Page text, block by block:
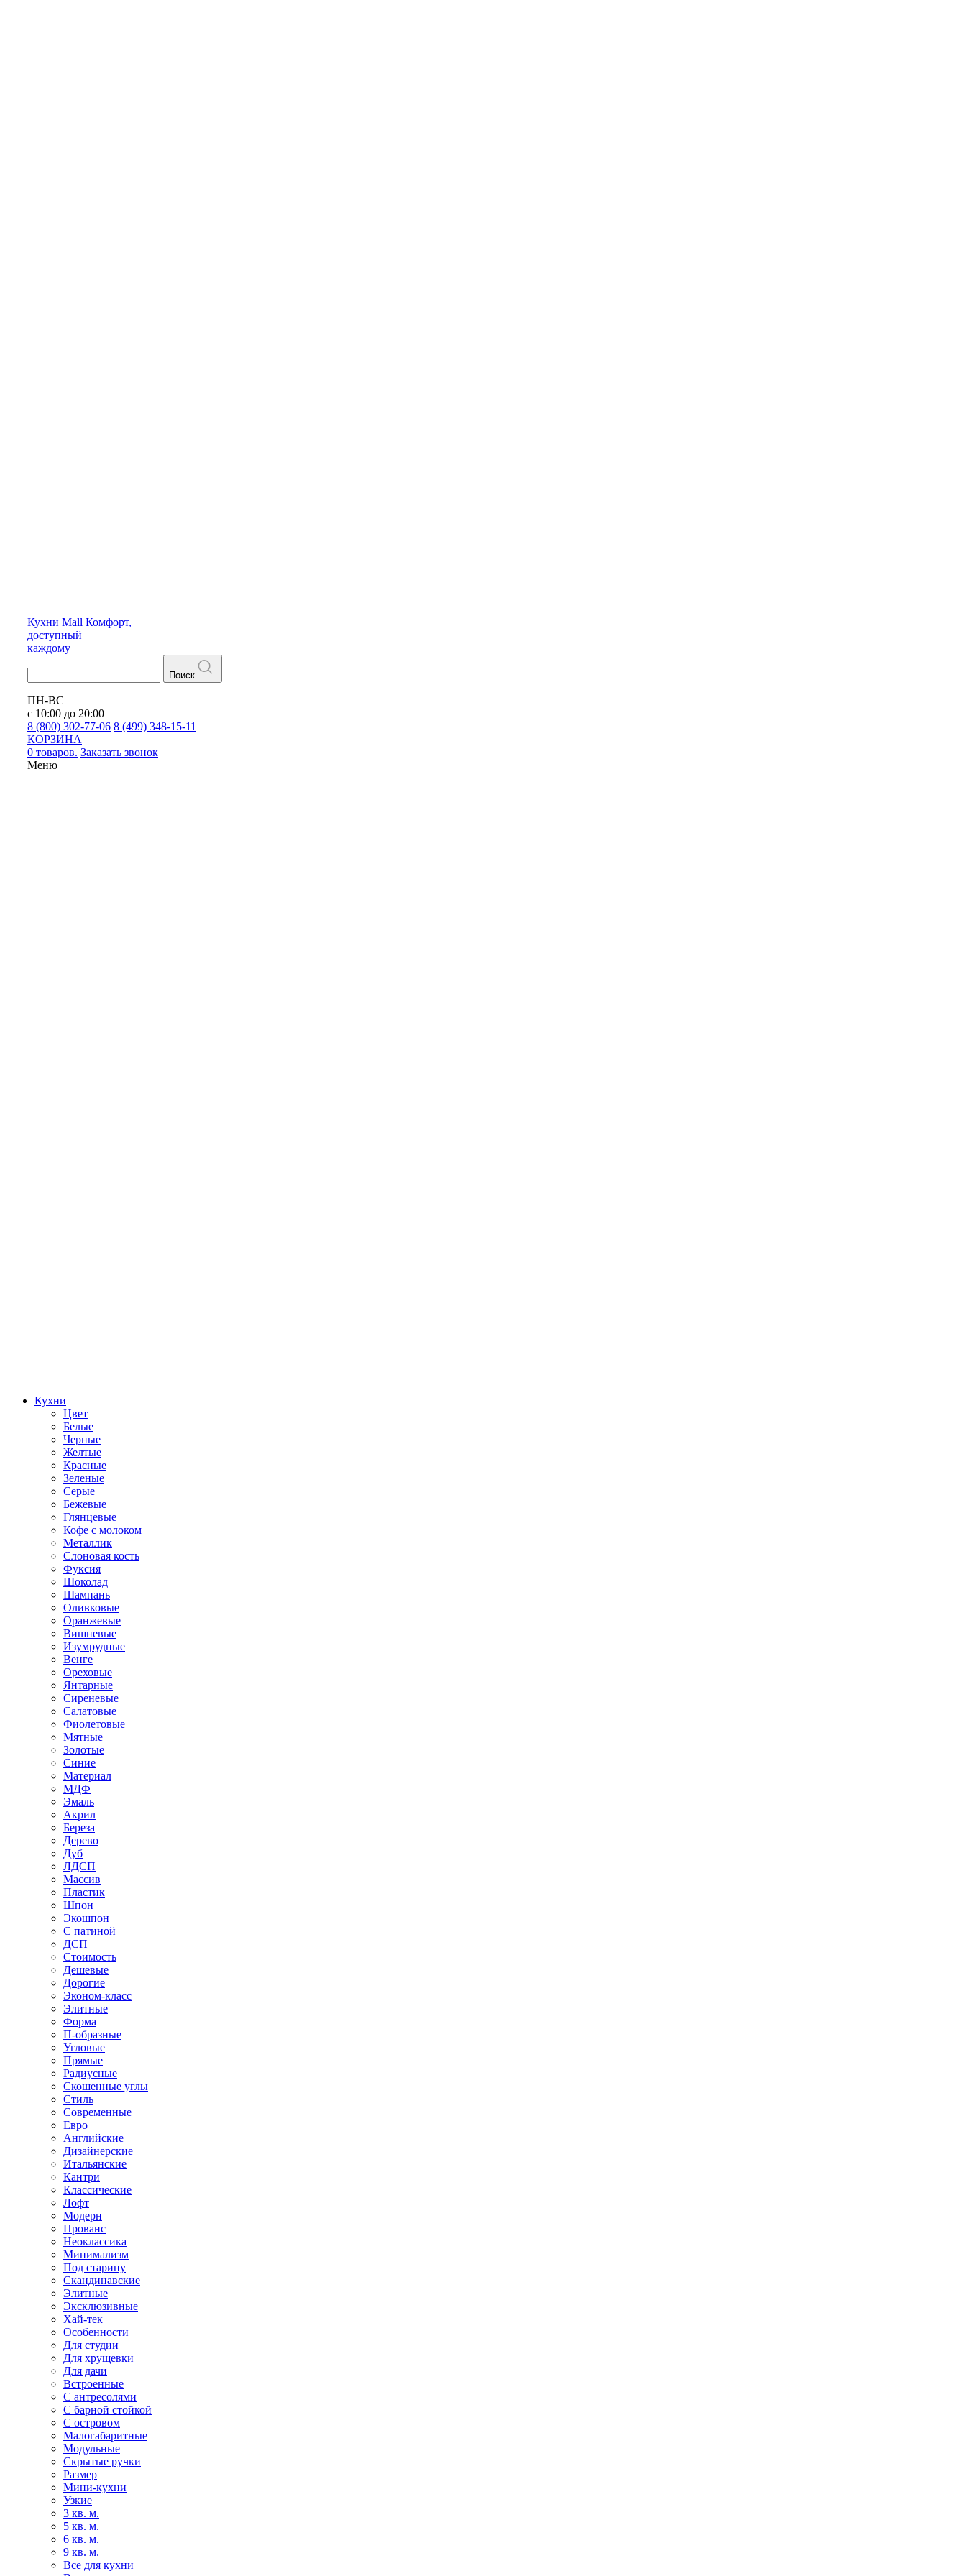
Кухни Mall Комфорт,
доступный
каждому
Поиск
ПН-ВС
с 10:00 до 20:00
8 (800) 302-77-06 8 (499) 348-15-11
КОРЗИНА
0 товаров. Заказать звонок
Меню
Кухни
Цвет
Белые
Черные
Желтые
Красные
Зеленые
Серые
Бежевые
Глянцевые
Кофе с молоком
Металлик
Слоновая кость
Фуксия
Шоколад
Шампань
Оливковые
Оранжевые
Вишневые
Изумрудные
Венге
Ореховые
Янтарные
Сиреневые
Салатовые
Фиолетовые
Мятные
Золотые
Синие
Материал
МДФ
Эмаль
Акрил
Береза
Дерево
Дуб
ЛДСП
Массив
Пластик
Шпон
Экошпон
С патиной
ДСП
Стоимость
Дешевые
Дорогие
Эконом-класс
Элитные
Форма
П-образные
Угловые
Прямые
Радиусные
Скошенные углы
Стиль
Современные
Евро
Английские
Дизайнерские
Итальянские
Кантри
Классические
Лофт
Модерн
Прованс
Неоклассика
Минимализм
Под старину
Скандинавские
Элитные
Эксклюзивные
Хай-тек
Особенности
Для студии
Для хрущевки
Для дачи
Встроенные
С антресолями
С барной стойкой
С островом
Малогабаритные
Модульные
Скрытые ручки
Размер
Мини-кухни
Узкие
3 кв. м.
5 кв. м.
6 кв. м.
9 кв. м.
Все для кухни